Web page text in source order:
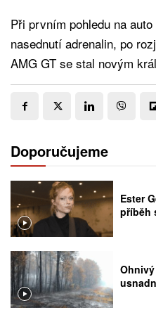
Při prvním pohledu na
nasednutí adrenalin, po
AMG GT se stal novým
Doporučujeme
Ester
příběh